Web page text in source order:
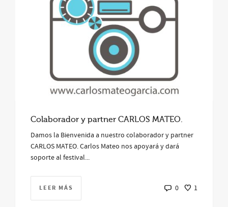
Colaborador y partner CARLOS MATEO.
Damos la Bienvenida a nuestro colaborador y partner
CARLOS MATEO. Carlos Mateo nos apoyará y dará
soporte al festival...
LEER MÁS 0 1